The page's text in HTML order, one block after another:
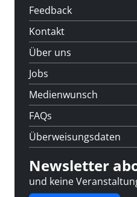
Feedback
Kontakt
Über uns
Jobs
Medienwunsch
FAQs
Überweisungsdaten
Newsletter
und keine